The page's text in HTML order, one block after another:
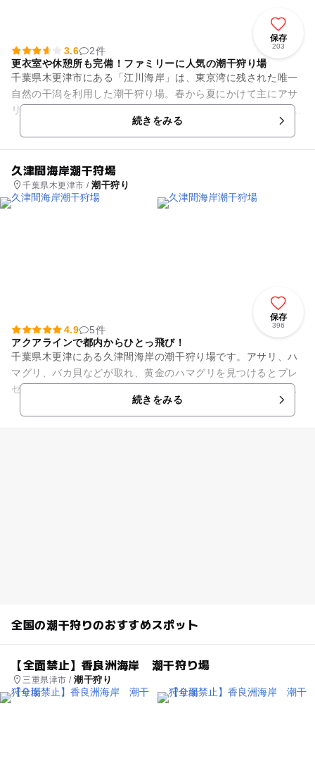
保存
203
3.6
2件
更衣室や休憩所も完備！ファミリーに人気の潮干狩り場
千葉県木更津市にある「江川海岸」は、東京湾に残された唯一
自然の干潟を利用した潮干狩り場。春から夏にかけて主にアサ
リや、ときにハマグリを採ることができます。 潮干狩場までは
徒歩でも行けますが、渡...続きをみる
久津間海岸潮干狩場
千葉県木更津市 /潮干狩り
保存
396
4.9
5件
アクアラインで都内からひとっ飛び！
千葉県木更津にある久津間海岸の潮干狩り場です。アサリ、ハ
マグリ、バカ貝などが取れ、黄金のハマグリを見つけるとプレ
ゼントがもらえます。休憩所も完備しているので、疲れたらゆ
っくり休もう。更衣室やトイ...続きをみる
全国の潮干狩りのおすすめスポット
【全面禁止】香良洲海岸 潮干狩り場
三重県津市 /潮干狩り